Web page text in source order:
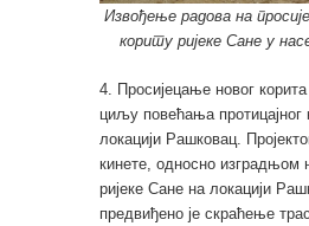
Извођење радова на
кориту ријеке Сане у
4. Просијецање новог
циљу повећања протицајног
локацији Рашковац.
кинете, односно изградњом
ријеке Сане на локацији
предвиђено је скраћење